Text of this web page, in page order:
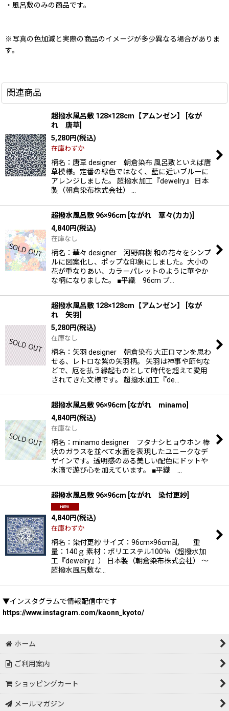
・風呂敷のみの商品です。
※写真の色加減と実際の商品のイメージが多少異なる場合がありま
す。
関連商品
超撥水風呂敷 128×128cm【アムンゼン】
なが
れ 唐草
5,280円(税込)
在庫わずか
柄名：唐草 designer 朝倉染布 風呂敷といえば唐
草模様。定番の緑色ではなく、藍に近いブルーに
アレンジしました。 超撥水加工『dewelry』 日本
製（朝倉染布株式会社） …
超撥水風呂敷 96×96cm ながれ 華々(カカ)
4,840円(税込)
在庫なし
柄名：華々 designer 河野麻樹 和の花々をシンプ
ルに図案化し、ポップな印象にしました。大小の
花が重なりあい、カラーパレットのように華やか
な柄になりました。 ■平織 96cm ブ…
超撥水風呂敷 128×128cm【アムンゼン】
なが
れ 矢羽
5,280円(税込)
在庫なし
柄名：矢羽 designer 朝倉染布 大正ロマンを思わ
せる、レトロな紫の矢羽柄。 矢羽は神事や節句な
どで、厄を払う縁起ものとして時代を超えて愛用
されてきた文様です。 超撥水加工『de…
超撥水風呂敷 96×96cm ながれ minamo
4,840円(税込)
在庫なし
柄名：minamo designer フタナシヒョウホン 棒
状のガラスを並べて水面を表現したユニークなデ
ザインです。透明感のある美しい配色にドットや
水滴で遊び心を加えています。 ■平織 …
超撥水風呂敷 96×96cm ながれ 染付更紗
4,840円(税込)
在庫わずか
柄名：染付更紗 サイズ：96cm×96cm乱 重
量：140ｇ 素材：ポリエステル100％（超撥水加
工『dewelry』） 日本製（朝倉染布株式会社） 〜
超撥水風呂敷な…
▼インスタグラムで情報配信中です
https://www.instagram.com/kaonn_kyoto/
ホーム
ご利用案内
ショッピングカート
メールマガジン